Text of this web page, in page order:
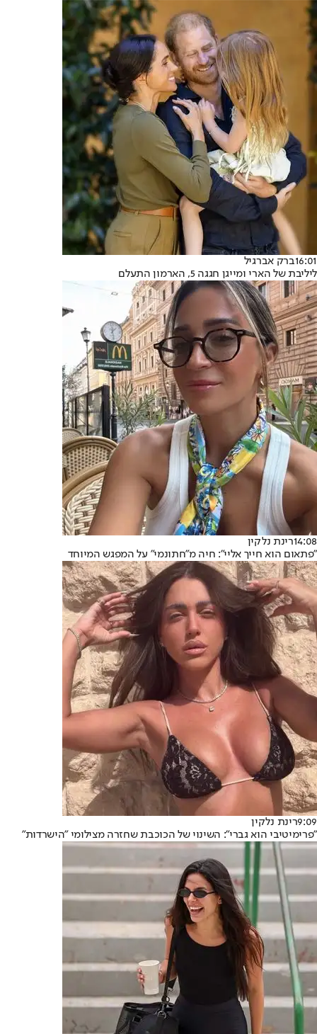
16:01ברק אברגיל
ליליבת של הארי ומייגן חגגה 5, הארמון התעלם
14:08רינת נלקין
"פתאום הוא חייך אליי": חיה מ"חתונמי" על המפגש המיוחד
9:09רינת נלקין
"פרימיטיבי הוא גברי": השינוי של הכוכבת שחזרה מצילומי "הישרדות"